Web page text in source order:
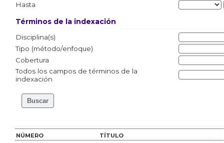
Hasta
Términos de la indexación
Disciplina(s)
Tipo (método/enfoque)
Cobertura
Todos los campos de términos de la
indexación
NÚMERO TÍTULO